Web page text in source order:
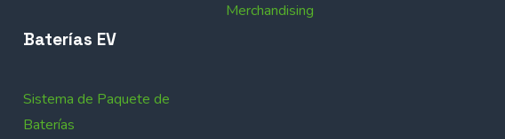
Baterías EV
Sistema de Paquete de
Baterías
Merchandising